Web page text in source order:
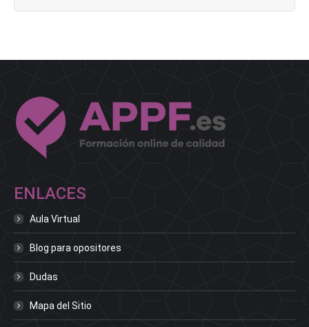
ENLACES
Aula Virtual
Blog para opositores
Dudas
Mapa del Sitio